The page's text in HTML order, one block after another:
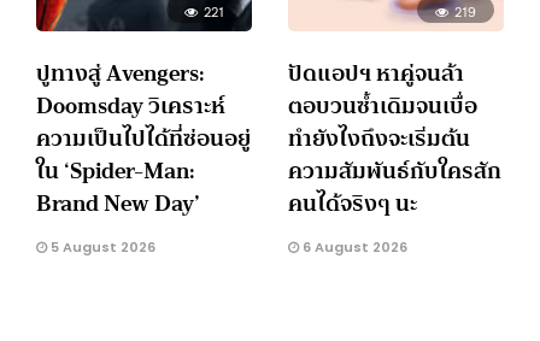
221
ปูทางสู่ Avengers:
Doomsday วิเคราะห์
ความเป็นไปได้ที่ซ่อนอยู่
ใน ‘Spider-Man:
Brand New Day’
5 August 2026
219
ปัดแอปฯ หาคู่จนล้า
ตอบวนซ้ำเดิมจนเบื่อ
ทำยังไงถึงจะเริ่มต้น
ความสัมพันธ์กับใครสัก
คนได้จริงๆ นะ
6 August 2026